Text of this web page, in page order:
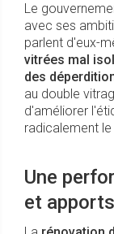
Le
avec ses
parlent d'eux-
vitrées mal
des
au double
d'améliorer
radicalement
Une
et